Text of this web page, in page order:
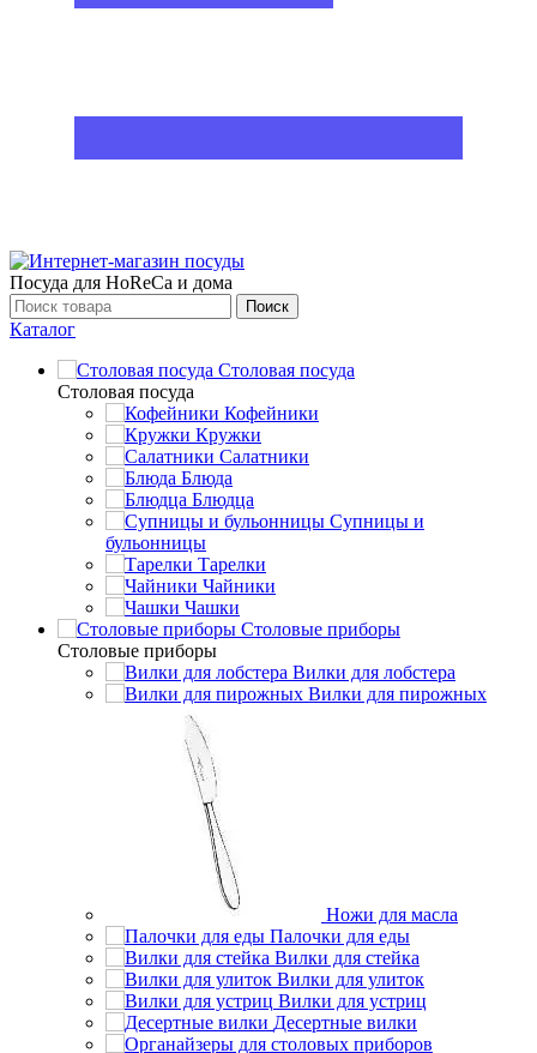
Посуда для HoReCa и дома
Поиск
Каталог
Столовая посуда
Столовая посуда
Кофейники
Кружки
Салатники
Блюда
Блюдца
Супницы и
бульонницы
Тарелки
Чайники
Чашки
Cтоловые приборы
Cтоловые приборы
Вилки для лобстера
Вилки для пирожных
Ножи для масла
Палочки для еды
Вилки для стейка
Вилки для улиток
Вилки для устриц
Десертные вилки